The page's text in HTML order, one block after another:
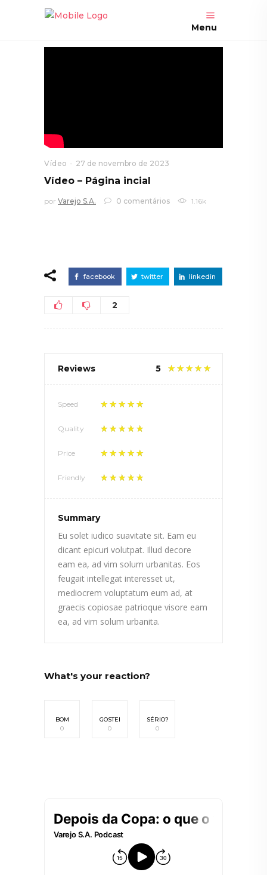
Menu
Vídeo 27 de novembro de 2023
Vídeo – Página incial
por Varejo S.A. 0 comentários 1.16k
facebook twitter linkedin
2
Reviews 5
Speed
Quality
Price
Friendly
Summary
Eu solet iudico suavitate sit. Eam eu
dicant epicuri volutpat. Illud decore
eam ea, ad vim solum urbanitas. Eos
feugait intellegat interesset ut,
mediocrem voluptatum eum ad, at
graecis copiosae patrioque visore eam
ea, ad vim solum urbanita.
What's your reaction?
BOM
0
GOSTEI
0
SÉRIO?
0